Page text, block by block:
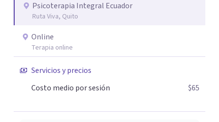
Psicoterapia Integral Ecuador
Ruta Viva, Quito
Online
Terapia online
Servicios y precios
Costo medio por sesión
$65